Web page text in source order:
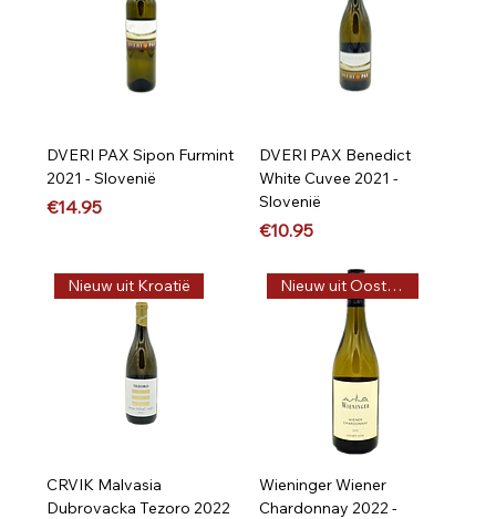
DVERI PAX Sipon Furmint
2021 - Slovenië
Price
€14.95
DVERI PAX Benedict
White Cuvee 2021 -
Slovenië
Price
€10.95
Nieuw uit Kroatië
CRVIK Malvasia
Dubrovacka Tezoro 2022
Nieuw uit Oostenrijk
Wieninger Wiener
Chardonnay 2022 -